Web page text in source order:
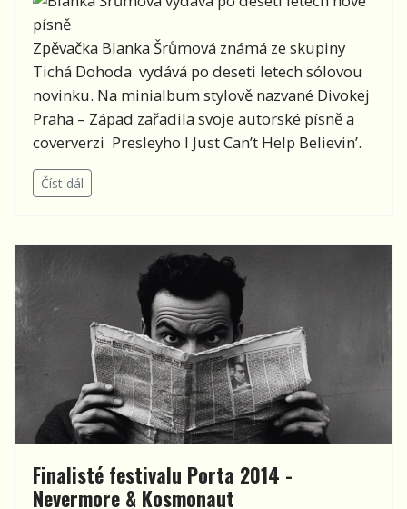
Zpěvačka Blanka Šrůmová známá ze skupiny
Tichá Dohoda vydává po deseti letech sólovou
novinku. Na minialbum stylově nazvané Divokej
Praha – Západ zařadila svoje autorské písně a
coververzi Presleyho I Just Can’t Help Believin’.
Číst dál
Finalisté festivalu Porta 2014 -
Nevermore & Kosmonaut